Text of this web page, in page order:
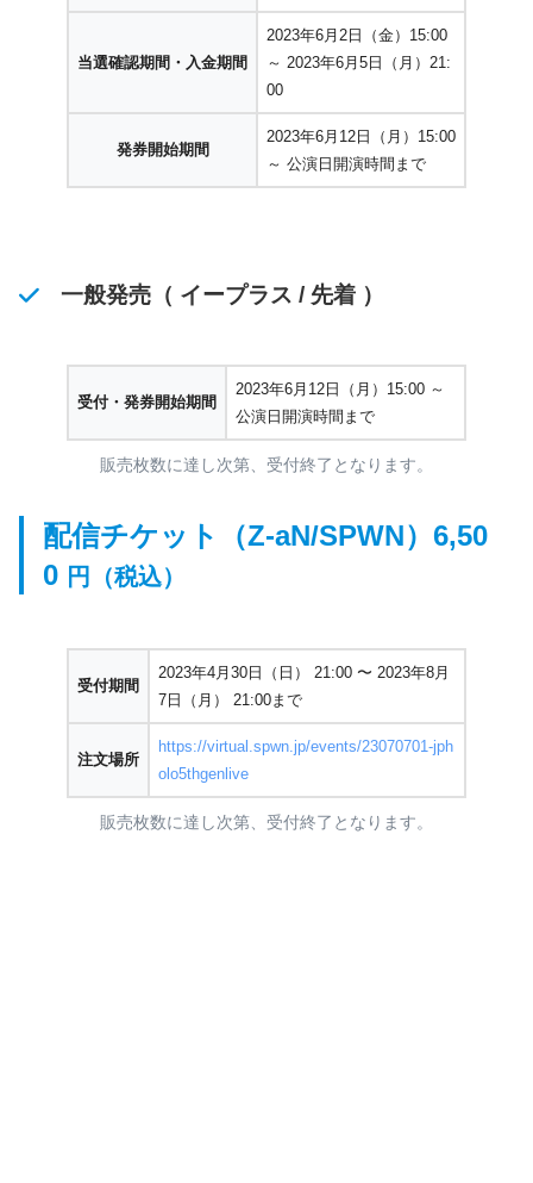
当選確認期間・入金期間
2023年6月2日（金）15:00
～ 2023年6月5日（月）21:
00
発券開始期間
2023年6月12日（月）15:00
～ 公演日開演時間まで
一般発売（ イープラス / 先着 ）
受付・発券開始期間
2023年6月12日（月）15:00 ～
公演日開演時間まで
販売枚数に達し次第、受付終了となります。
配信チケット（Z-aN/SPWN） 6,50
0 円（税込）
受付期間
2023年4月30日（日） 21:00 〜 2023年8月
7日（月） 21:00まで
注文場所
https://virtual.spwn.jp/events/23070701-jph
olo5thgenlive
販売枚数に達し次第、受付終了となります。